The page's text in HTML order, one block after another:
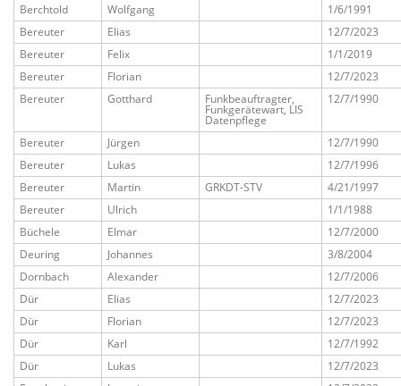
Berchtold Wolfgang
1/6/1991
Bereuter
Elias
12/7/2023
Bereuter
Felix
1/1/2019
Bereuter
Florian
12/7/2023
Bereuter
Gotthard Funkbeauftragter,
Funkgerätewart, LIS
Datenpflege
12/7/1990
Bereuter Jürgen
12/7/1990
Bereuter
Lukas
12/7/1996
Bereuter
Martin GRKDT-STV
4/21/1997
Bereuter
Ulrich
1/1/1988
Büchele
Elmar
12/7/2000
Deuring
Johannes
3/8/2004
Dornbach
Alexander
12/7/2006
Dür
Elias
12/7/2023
Dür
Florian
12/7/2023
Dür
Karl
12/7/1992
Dür
Lukas
12/7/2023